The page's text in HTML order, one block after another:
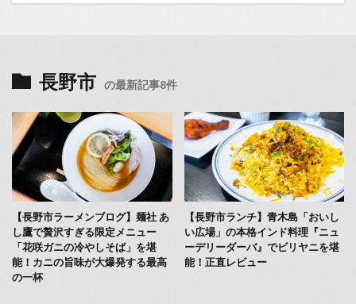
長野市 の最新記事8件
【長野市ラーメンブログ】麺社 あ
し鷹で贅沢すぎる限定メニュー
「花咲ガニの冷やしそば」を堪
能！カニの旨味が大爆発する最高
の一杯
【長野市ランチ】青木島「おいし
い広場」の本格インド料理『ニュ
ーデリーダーバ』でビリヤニを堪
能！正直レビュー